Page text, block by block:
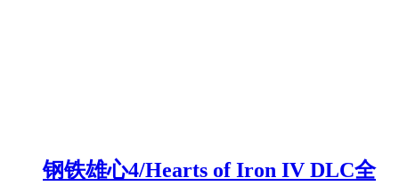
钢铁雄心4/Hearts of Iron IV DLC全